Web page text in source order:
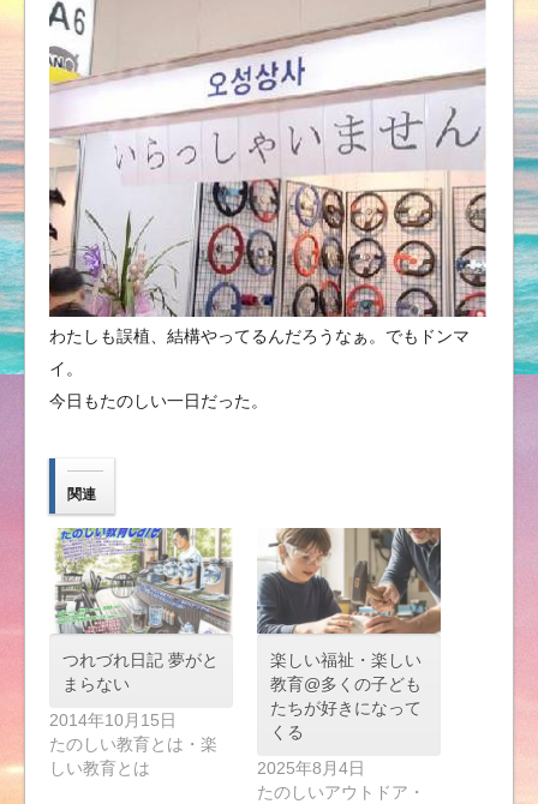
わたしも誤植、結構やってるんだろうなぁ。でもドンマ
イ。
今日もたのしい一日だった。
関連
つれづれ日記 夢がと
まらない
2014年10月15日
たのしい教育とは・楽
しい教育とは
楽しい福祉・楽しい
教育@多くの子ども
たちが好きになって
くる
2025年8月4日
たのしいアウトドア・